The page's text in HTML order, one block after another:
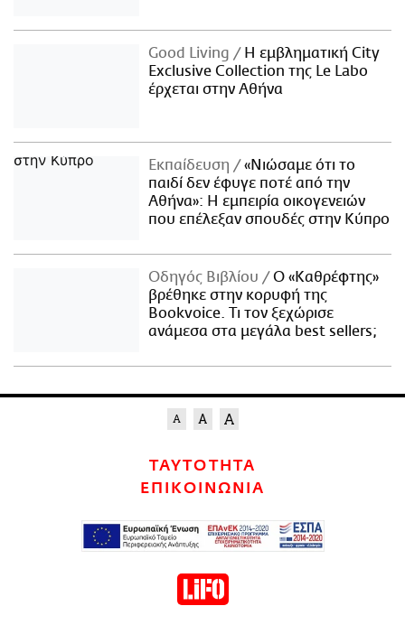
Good Living
Η εμβληματική City
Exclusive Collection της Le Labo
έρχεται στην Αθήνα
Εκπαίδευση
«Νιώσαμε ότι το
παιδί δεν έφυγε ποτέ από την
Αθήνα»: Η εμπειρία οικογενειών
που επέλεξαν σπουδές στην Κύπρο
Οδηγός Βιβλίου
Ο «Καθρέφτης»
βρέθηκε στην κορυφή της
Bookvoice. Τι τον ξεχώρισε
ανάμεσα στα μεγάλα best sellers;
ΤΑΥΤΟΤΗΤΑ
ΕΠΙΚΟΙΝΩΝΙΑ